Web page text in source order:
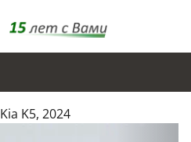
Kia K5, 2024